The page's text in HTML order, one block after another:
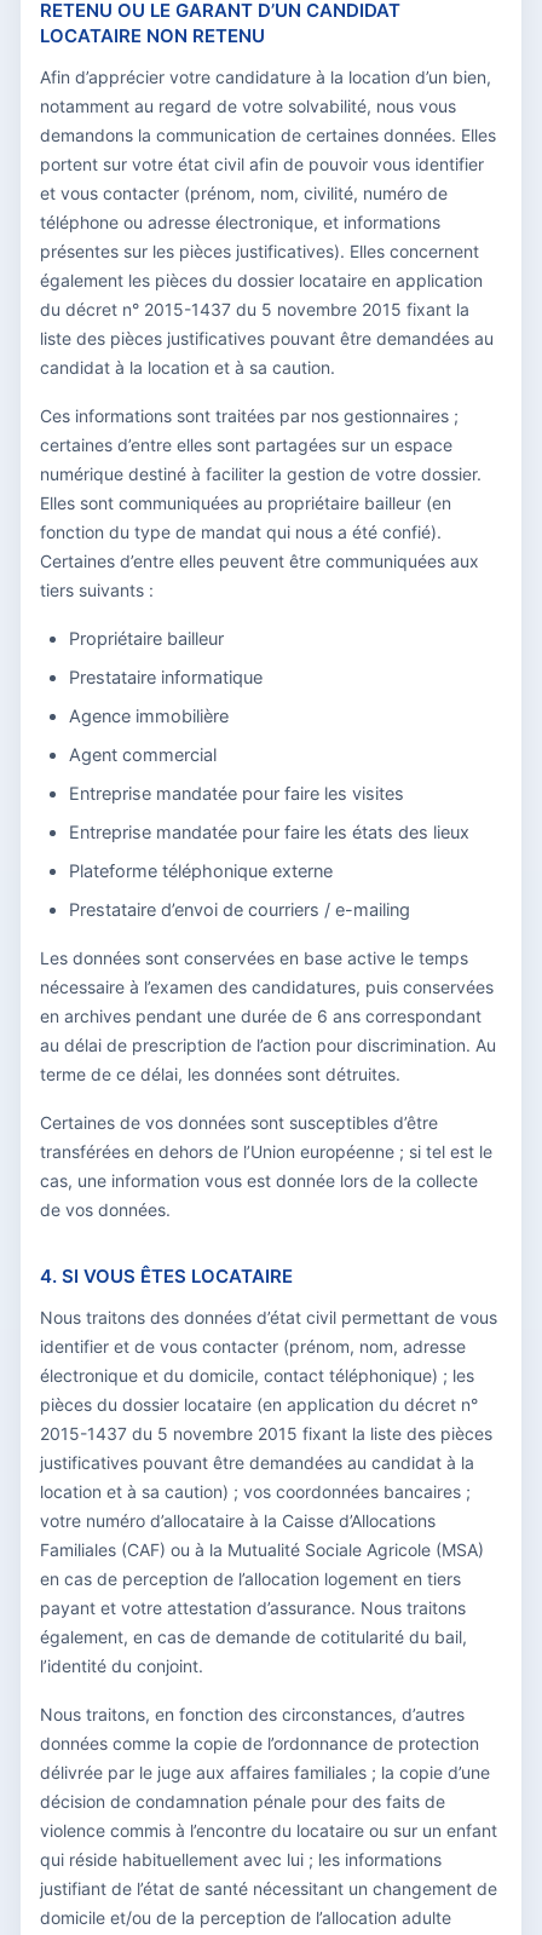
RETENU OU LE GARANT D’UN CANDIDAT
LOCATAIRE NON RETENU
Afin d’apprécier votre candidature à la location d’un bien,
notamment au regard de votre solvabilité, nous vous
demandons la communication de certaines données. Elles
portent sur votre état civil afin de pouvoir vous identifier
et vous contacter (prénom, nom, civilité, numéro de
téléphone ou adresse électronique, et informations
présentes sur les pièces justificatives). Elles concernent
également les pièces du dossier locataire en application
du décret n° 2015-1437 du 5 novembre 2015 fixant la
liste des pièces justificatives pouvant être demandées au
candidat à la location et à sa caution.
Ces informations sont traitées par nos gestionnaires ;
certaines d’entre elles sont partagées sur un espace
numérique destiné à faciliter la gestion de votre dossier.
Elles sont communiquées au propriétaire bailleur (en
fonction du type de mandat qui nous a été confié).
Certaines d’entre elles peuvent être communiquées aux
tiers suivants :
Propriétaire bailleur
Prestataire informatique
Agence immobilière
Agent commercial
Entreprise mandatée pour faire les visites
Entreprise mandatée pour faire les états des lieux
Plateforme téléphonique externe
Prestataire d’envoi de courriers / e-mailing
Les données sont conservées en base active le temps
nécessaire à l’examen des candidatures, puis conservées
en archives pendant une durée de 6 ans correspondant
au délai de prescription de l’action pour discrimination. Au
terme de ce délai, les données sont détruites.
Certaines de vos données sont susceptibles d’être
transférées en dehors de l’Union européenne ; si tel est le
cas, une information vous est donnée lors de la collecte
de vos données.
4. SI VOUS ÊTES LOCATAIRE
Nous traitons des données d’état civil permettant de vous
identifier et de vous contacter (prénom, nom, adresse
électronique et du domicile, contact téléphonique) ; les
pièces du dossier locataire (en application du décret n°
2015-1437 du 5 novembre 2015 fixant la liste des pièces
justificatives pouvant être demandées au candidat à la
location et à sa caution) ; vos coordonnées bancaires ;
votre numéro d’allocataire à la Caisse d’Allocations
Familiales (CAF) ou à la Mutualité Sociale Agricole (MSA)
en cas de perception de l’allocation logement en tiers
payant et votre attestation d’assurance. Nous traitons
également, en cas de demande de cotitularité du bail,
l’identité du conjoint.
Nous traitons, en fonction des circonstances, d’autres
données comme la copie de l’ordonnance de protection
délivrée par le juge aux affaires familiales ; la copie d’une
décision de condamnation pénale pour des faits de
violence commis à l’encontre du locataire ou sur un enfant
qui réside habituellement avec lui ; les informations
justifiant de l’état de santé nécessitant un changement de
domicile et/ou de la perception de l’allocation adulte